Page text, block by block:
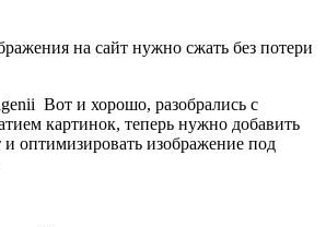
на сайт нужно сжать без потери
Вот и хорошо, разобрались с
картинок, теперь нужно добавить
и оптимизировать изображение под